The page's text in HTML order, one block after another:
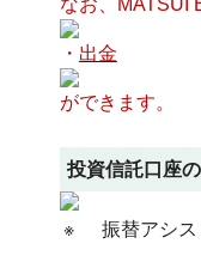
・ 出金
ができます。
投資信託口座
※ 振替アシ